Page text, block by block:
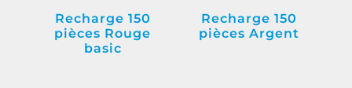
Recharge 150
pièces Rouge
basic
Recharge 150
pièces Argent